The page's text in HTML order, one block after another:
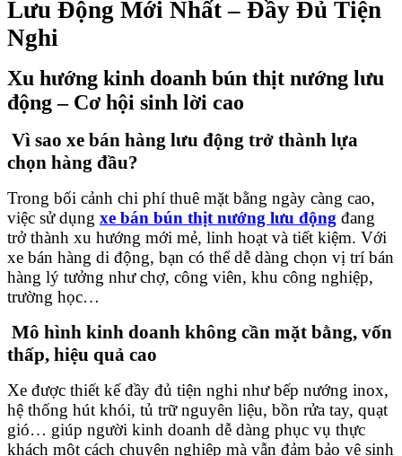
Lưu Động Mới Nhất – Đầy Đủ Tiện
Nghi
Xu hướng kinh doanh bún thịt nướng lưu
động – Cơ hội sinh lời cao
Vì sao xe bán hàng lưu động trở thành lựa
chọn hàng đầu?
Trong bối cảnh chi phí thuê mặt bằng ngày càng cao,
việc sử dụng xe bán bún thịt nướng lưu động đang
trở thành xu hướng mới mẻ, linh hoạt và tiết kiệm. Với
xe bán hàng di động, bạn có thể dễ dàng chọn vị trí bán
hàng lý tưởng như chợ, công viên, khu công nghiệp,
trường học…
Mô hình kinh doanh không cần mặt bằng, vốn
thấp, hiệu quả cao
Xe được thiết kế đầy đủ tiện nghi như bếp nướng inox,
hệ thống hút khói, tủ trữ nguyên liệu, bồn rửa tay, quạt
gió… giúp người kinh doanh dễ dàng phục vụ thực
khách một cách chuyên nghiệp mà vẫn đảm bảo vệ sinh